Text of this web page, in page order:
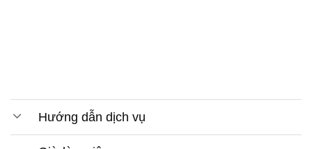
Hướng dẫn dịch vụ